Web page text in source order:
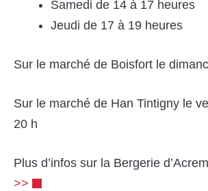
Samedi de 14 à 17 heures
Jeudi de 17 à 19 heures
Sur le marché de Boisfort le
Sur le marché de Han Tintigny le
20 h
Plus d’infos sur la Bergerie
>>